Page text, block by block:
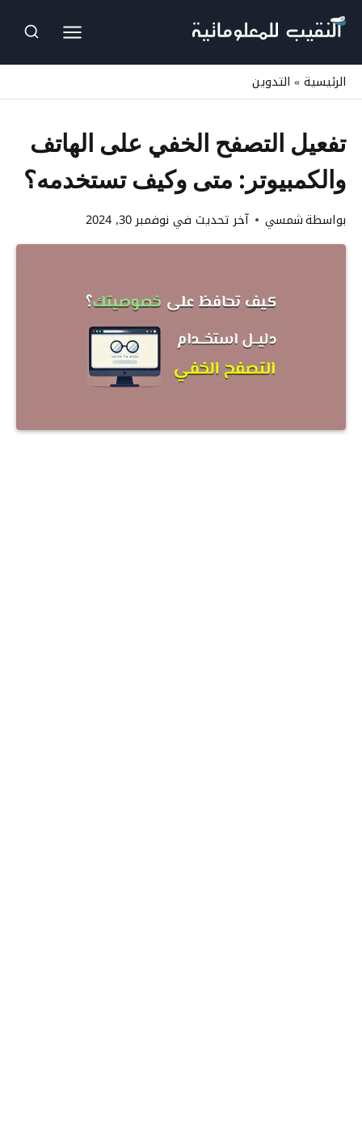
التجاوز
المحتوى
الرئيسية» التدوين
تفعيل التصفح الخفي على الهاتف
والكمبيوتر: متى وكيف تستخدمه؟
بواسطةشمسي آخر تحديث في نوفمبر 30, 2024